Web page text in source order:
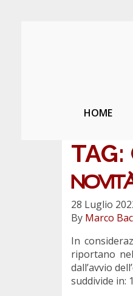
HOME
TAG:
28 Luglio
By Marco
In
riportano
dall’avvio
suddivide in: